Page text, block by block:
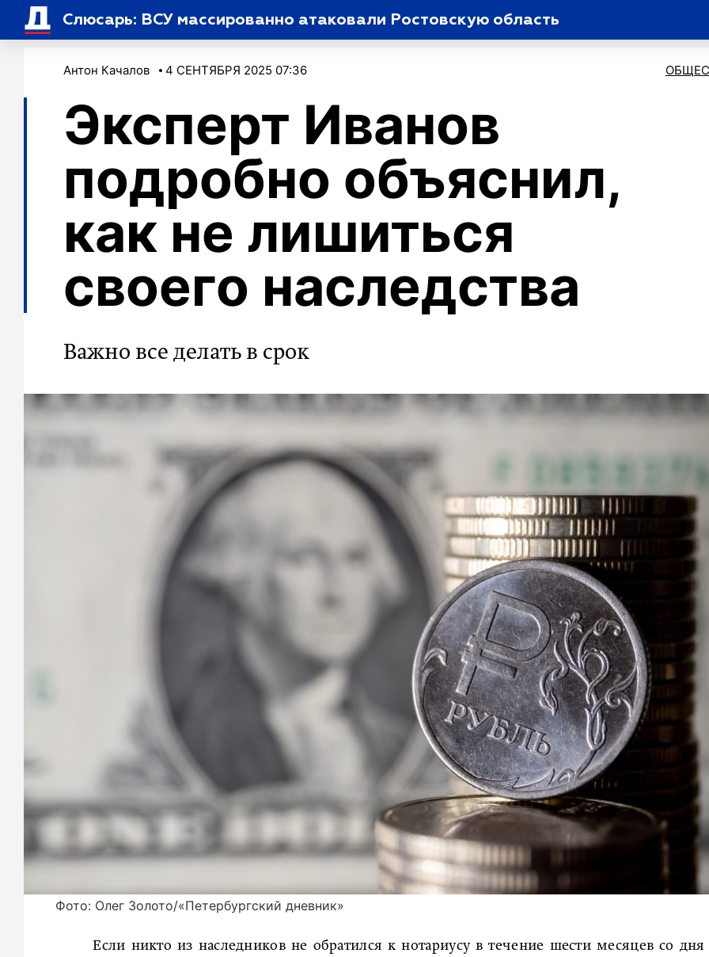
Слюсарь: ВСУ массированно атаковали Ростовскую область
Антон Качалов 4 СЕНТЯБРЯ 2025 07:36
Эксперт Иванов
подробно объяснил,
как не лишиться
своего наследства
Важно все делать в срок
Фото: Олег Золото/«Петербургский дневник»
Если никто из наследников не обратился к нотариусу в течение шести месяцев со дня